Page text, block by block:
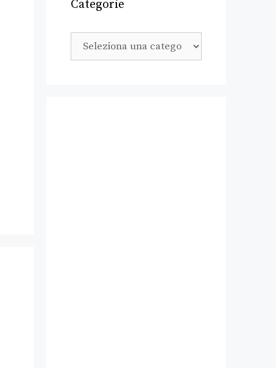
Categorie